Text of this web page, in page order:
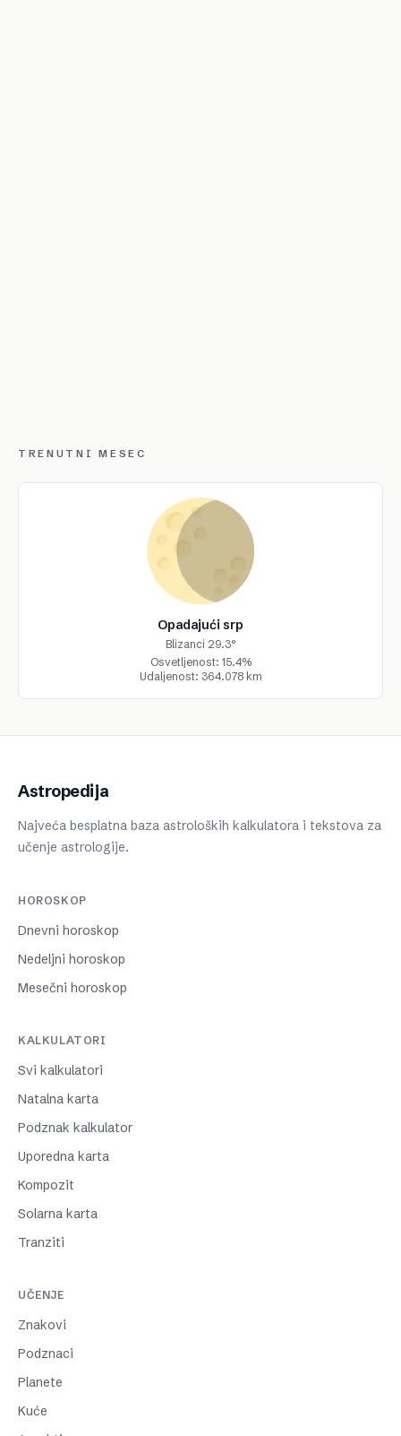
TRENUTNI MESEC
Opadajući srp
Blizanci 29.3°
Osvetljenost: 15.4%
Udaljenost: 364.078 km
Astropedija
Najveća besplatna baza astroloških kalkulatora i tekstova za
učenje astrologije.
HOROSKOP
Dnevni horoskop
Nedeljni horoskop
Mesečni horoskop
KALKULATORI
Svi kalkulatori
Natalna karta
Podznak kalkulator
Uporedna karta
Kompozit
Solarna karta
Tranziti
UČENJE
Znakovi
Podznaci
Planete
Kuće